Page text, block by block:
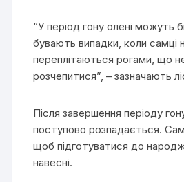
“У період гону олені можуть
бувають випадки, коли самці
переплітаються рогами, що
розчепитися”, – зазначають
Після завершення періоду
поступово розпадається.
щоб підготуватися до
навесні.